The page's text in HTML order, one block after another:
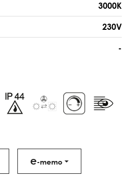
3000K
230V
-
e-memo